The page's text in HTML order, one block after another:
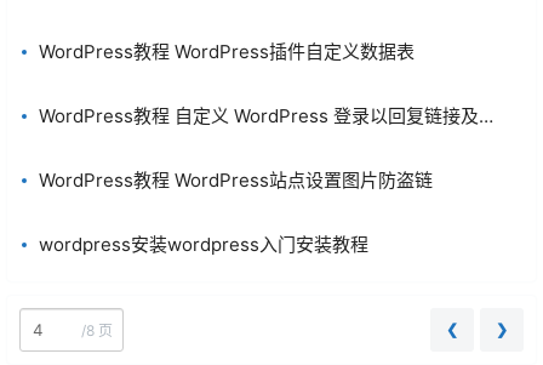
WordPress教程 WordPress插件自定义数据表
WordPress教程 自定义 WordPress 登录以回复链接及文
WordPress教程 WordPress站点设置图片防盗链
wordpress安装wordpress入门安装教程
/8 页 ❮ ❯